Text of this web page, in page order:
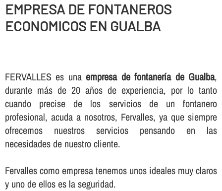
EMPRESA DE FONTANEROS
ECONOMICOS EN GUALBA
FERVALLES es unaempresa de fontanerí­a de Gualba,
durante más de 20 años de experiencia, por lo tanto
cuando precise de los servicios de un fontanero
profesional, acuda a nosotros, Fervalles, ya que siempre
ofrecemos nuestros servicios pensando en las
necesidades de nuestro cliente.
Fervalles como empresa tenemos unos ideales muy claros
y uno de ellos es la seguridad.